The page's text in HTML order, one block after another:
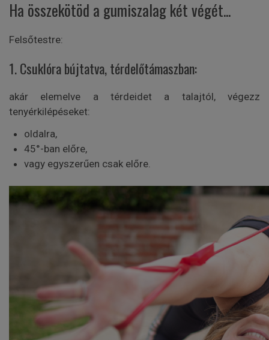
Ha összekötöd a gumiszalag két végét...
Felsőtestre:
1. Csuklóra bújtatva, térdelőtámaszban:
akár elemelve a térdeidet a talajtól, végezz
tenyérkilépéseket:
oldalra,
45°-ban előre,
vagy egyszerűen csak előre.